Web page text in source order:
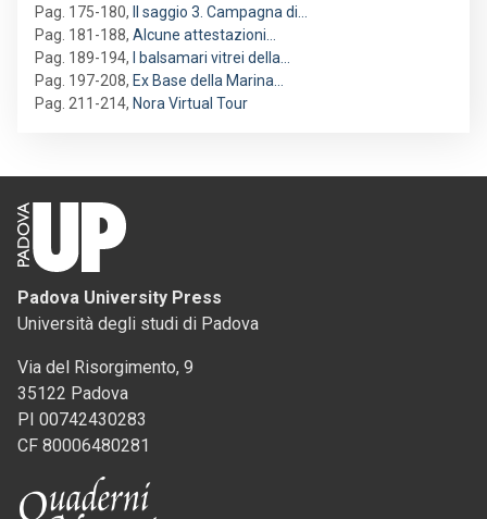
Pag. 175-180,
Il saggio 3. Campagna di…
Pag. 181-188, Alcune attestazioni…
Pag. 189-194,
I balsamari vitrei della…
Pag. 197-208, Ex Base della Marina…
Pag. 211-214, Nora Virtual Tour
Padova University Press
Università degli studi di Padova
Via del Risorgimento, 9
35122 Padova
PI 00742430283
CF 80006480281